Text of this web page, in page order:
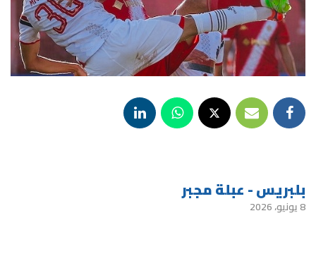
بلبريس - عبلة مجبر
8 يونيو، 2026